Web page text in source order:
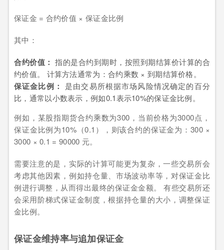
保证金 = 合约价值 × 保证金比例
其中：
合约价值： 指的是合约到期时，按照到期结算价计算的合
约价值。 计算方法通常为：合约乘数 × 到期结算价格。
保证金比例：
是由交易所根据市场风险情况确定的百分
比，通常以小数表示，例如0.1表示10%的保证金比例。
例如，某股指期货合约乘数为300，当前价格为3000点，
保证金比例为10%（0.1），则该合约的保证金为：300 ×
3000 × 0.1 = 90000 元。
需要注意的是，实际的计算可能更为复杂，一些交易所会
考虑其他因素，例如持仓量、市场波动率等，对保证金比
例进行调整，从而得出最终的保证金金额。 有些交易所还
会采用阶梯式保证金制度，根据持仓量的大小，调整保证
金比例。
保证金维持率与追加保证金